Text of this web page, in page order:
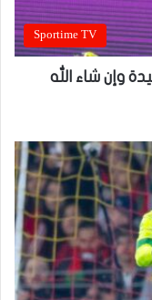
Sportime TV
وإن شاء الله